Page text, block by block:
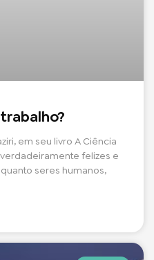
em seu livro A Ciência
felizes e
seres humanos,